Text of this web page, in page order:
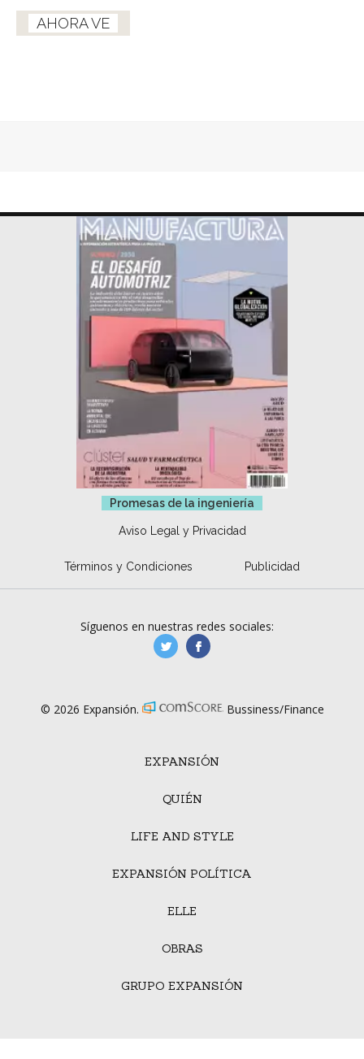
AHORA VE
Promesas de la ingeniería
Aviso Legal y Privacidad
Términos y Condiciones Publicidad
EXPANSIÓN
QUIÉN
LIFE AND STYLE
EXPANSIÓN POLÍTICA
ELLE
OBRAS
GRUPO EXPANSIÓN
Síguenos en nuestras redes sociales:
manufacturaGE
© 2026 Expansión. Bussiness/Finance